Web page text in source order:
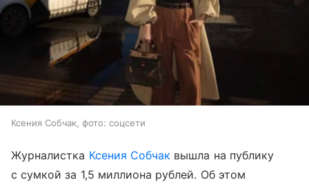
Ксения Собчак, фото: соцсети
Журналистка Ксения Собчак вышла на публику
с сумкой за 1,5 миллиона рублей. Об этом